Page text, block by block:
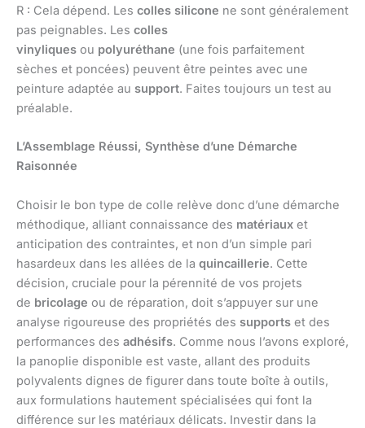
R : Cela dépend. Les colles silicone ne sont généralement
pas peignables. Les colles
vinyliques ou polyuréthane (une fois parfaitement
sèches et poncées) peuvent être peintes avec une
peinture adaptée au support. Faites toujours un test au
préalable.
L’Assemblage Réussi, Synthèse d’une Démarche
Raisonnée
Choisir le bon type de colle relève donc d’une démarche
méthodique, alliant connaissance des matériaux et
anticipation des contraintes, et non d’un simple pari
hasardeux dans les allées de la quincaillerie. Cette
décision, cruciale pour la pérennité de vos projets
de bricolage ou de réparation, doit s’appuyer sur une
analyse rigoureuse des propriétés des supports et des
performances des adhésifs. Comme nous l’avons exploré,
la panoplie disponible est vaste, allant des produits
polyvalents dignes de figurer dans toute boîte à outils,
aux formulations hautement spécialisées qui font la
différence sur les matériaux délicats. Investir dans la